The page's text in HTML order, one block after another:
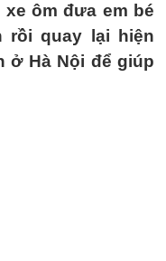
ôm đưa em bé
rồi quay lại hiện
ở Hà Nội để giúp